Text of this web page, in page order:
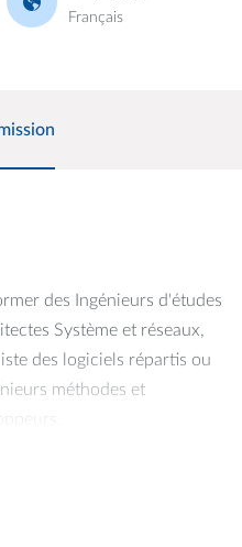
Français
des Ingénieurs d'études
Système et réseaux,
des logiciels répartis ou
méthodes et
9 parcours. La